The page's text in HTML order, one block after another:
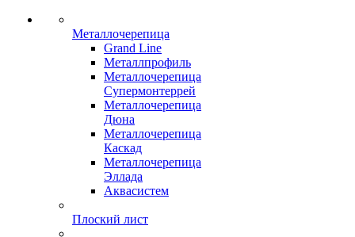
Металлочерепица
Grand Line
Металлпрофиль
Металлочерепица
Супермонтеррей
Металлочерепица
Дюна
Металлочерепица
Каскад
Металлочерепица
Эллада
Аквасистем
Плоский лист